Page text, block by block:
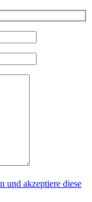
und akzeptiere diese